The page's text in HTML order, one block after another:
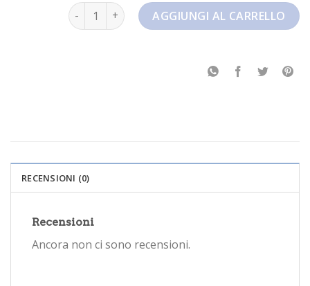
nike tuned 3 quantitàAGGIUNGI AL CARRELLO
RECENSIONI (0)
Recensioni
Ancora non ci sono recensioni.